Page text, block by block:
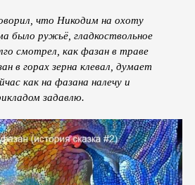
что Никодим на охоту
было ружьё, гладкоствольное
смотрел, как фазан в траве
в горах зерна клевал, думает
как на фазана налечу и
задавлю.